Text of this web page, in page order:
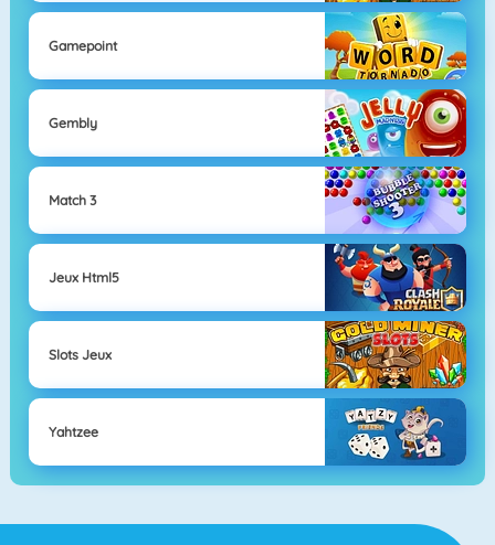
Gamepoint
Gembly
Match 3
Jeux Html5
Slots Jeux
Yahtzee